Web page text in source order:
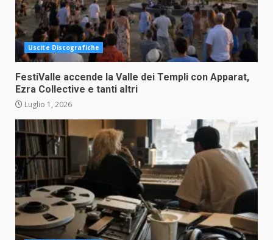
Uscite Discografiche
FestiValle accende la Valle dei Templi con Apparat,
Ezra Collective e tanti altri
Luglio 1, 2026